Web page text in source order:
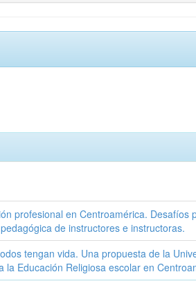
profesional en Centroamérica. Desafíos
de instructores e instructoras.
tengan vida. Una propuesta de la
la Educación Religiosa escolar en